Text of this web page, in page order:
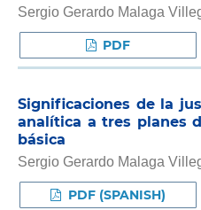
Sergio Gerardo Malaga
PDF
Significaciones de la
analítica a tres planes
básica
Sergio Gerardo Malaga
PDF (SPANISH)